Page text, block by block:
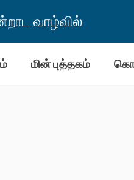
வாழ்வில்
மின் புத்தகம்